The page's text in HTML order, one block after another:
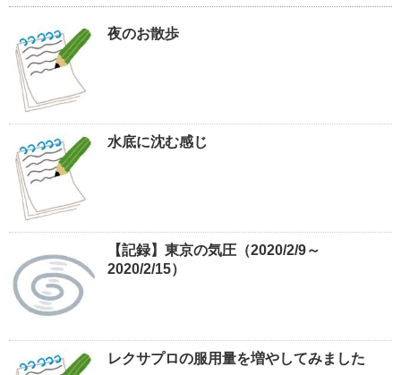
夜のお散歩
水底に沈む感じ
【記録】東京の気圧（2020/2/9～
2020/2/15）
レクサプロの服用量を増やしてみました